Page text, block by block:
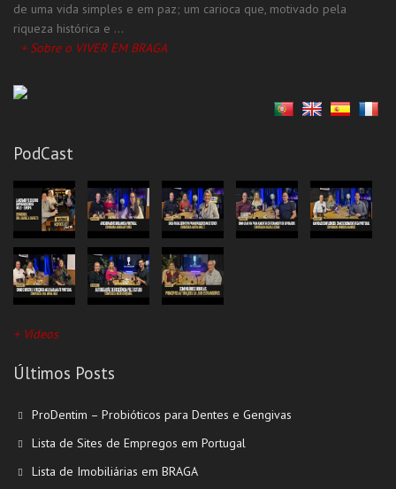
de uma vida simples e em paz; um carioca que, motivado pela
riqueza histórica e ...
+ Sobre o VIVER EM BRAGA
PodCast
+ Vídeos
Últimos Posts
ProDentim – Probióticos para Dentes e Gengivas
Lista de Sites de Empregos em Portugal
Lista de Imobiliárias em BRAGA